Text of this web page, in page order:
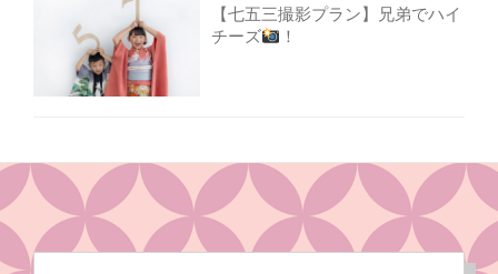
【七五三撮影プラン】兄弟でハイ
チーズ
！